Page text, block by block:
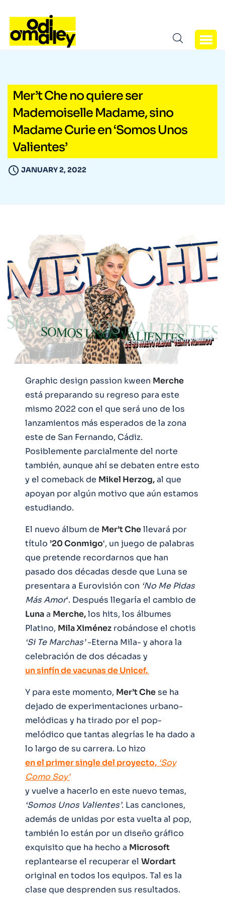
Mer’t Che no quiere ser
Mademoiselle Madame, sino
Madame Curie en ‘Somos Unos
Valientes’
JANUARY 2, 2022
Graphic design passion kween Merche
está preparando su regreso para este
mismo 2022 con el que será uno de los
lanzamientos más esperados de la zona
este de San Fernando, Cádiz.
Posiblemente parcialmente del norte
también, aunque ahí se debaten entre esto
y el comeback de Mikel Herzog,al que
apoyan por algún motivo que aún estamos
estudiando.
El nuevo álbum de Mer’t Chellevará por
título ’20 Conmigo‘, un juego de palabras
que pretende recordarnos que han
pasado dos décadas desde que Luna se
presentara a Eurovisión con ‘No Me Pidas
Más Amor‘. Después llegaría el cambio de
Lunaa Merche,los hits, los álbumes
Platino, Mila Ximénez robándose el chotis
‘Si Te Marchas’-Eterna Mila- y ahora la
celebración de dos décadas y
un sinfín de vacunas de Unicef.
Y para este momento, Mer’t Chese ha
dejado de experimentaciones urbano-
melódicas y ha tirado por el pop-
melódico que tantas alegrías le ha dado a
lo largo de su carrera. Lo hizo
en el primer single del proyecto, ‘Soy
Como Soy’
y vuelve a hacerlo en este nuevo temas,
‘Somos Unos Valientes’. Las canciones,
además de unidas por esta vuelta al pop,
también lo están por un diseño gráfico
exquisito que ha hecho a Microsoft
replantearse el recuperar el Wordart
original en todos los equipos. Tal es la
clase que desprenden sus resultados.